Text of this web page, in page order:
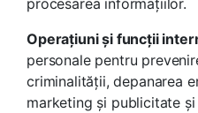
Operațiuni și funcții
personale pentru
criminalității, depanarea
marketing și publicitate